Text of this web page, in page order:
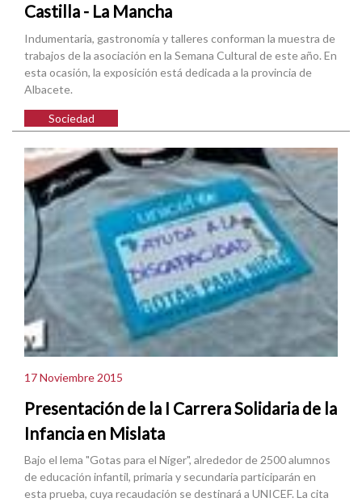
Castilla - La Mancha
Indumentaria, gastronomía y talleres conforman la muestra de
trabajos de la asociación en la Semana Cultural de este año. En
esta ocasión, la exposición está dedicada a la provincia de
Albacete.
Sociedad
17 Noviembre 2015
Presentación de la I Carrera Solidaria de la
Infancia en Mislata
Bajo el lema "Gotas para el Níger", alrededor de 2500 alumnos
de educación infantil, primaria y secundaria participarán en
esta prueba, cuya recaudación se destinará a UNICEF. La cita